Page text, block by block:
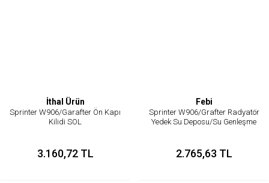
İthal Ürün
Sprinter W906/Garafter Ön Kapı
Kilidi SOL
3.160,72 TL
Febi
Sprinter W906/Grafter Radyatör
Yedek Su Deposu/Su Genleşme
2.765,63 TL